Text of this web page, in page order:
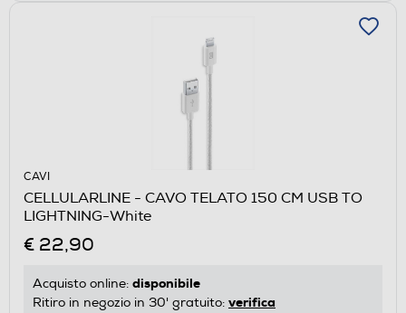
CAVI
CELLULARLINE - CAVO TELATO 150 CM USB TO
LIGHTNING-White
€ 22,90
Acquisto online: disponibile
Ritiro in negozio in 30' gratuito: verifica